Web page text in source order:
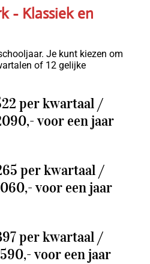
- Klassiek en
Je kunt kiezen om
of 12 gelijke
per kwartaal /
voor een jaar
per kwartaal /
voor een jaar
per kwartaal /
voor een jaar